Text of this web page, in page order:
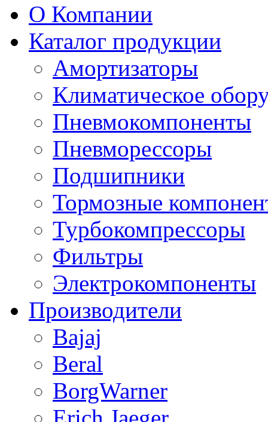
О Компании
Каталог продукции
Амортизаторы
Климатическое
Пневмокомпоненты
Пневморессоры
Подшипники
Тормозные
Турбокомпрессоры
Фильтры
Электрокомпоненты
Производители
Bajaj
Beral
BorgWarner